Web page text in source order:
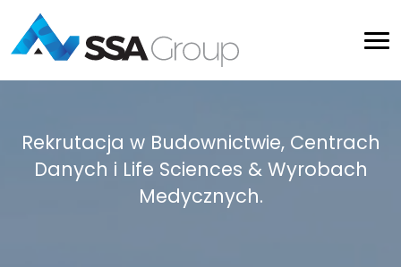
Rekrutacja w Budownictwie, Centrach
Danych i Life Sciences & Wyrobach
Medycznych.